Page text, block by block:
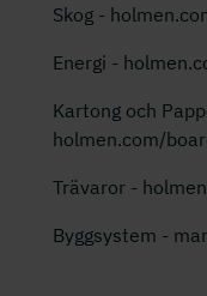
Skog -
Energi -
Kartong och
holmen.com/
Trävaror -
Byggsystem -